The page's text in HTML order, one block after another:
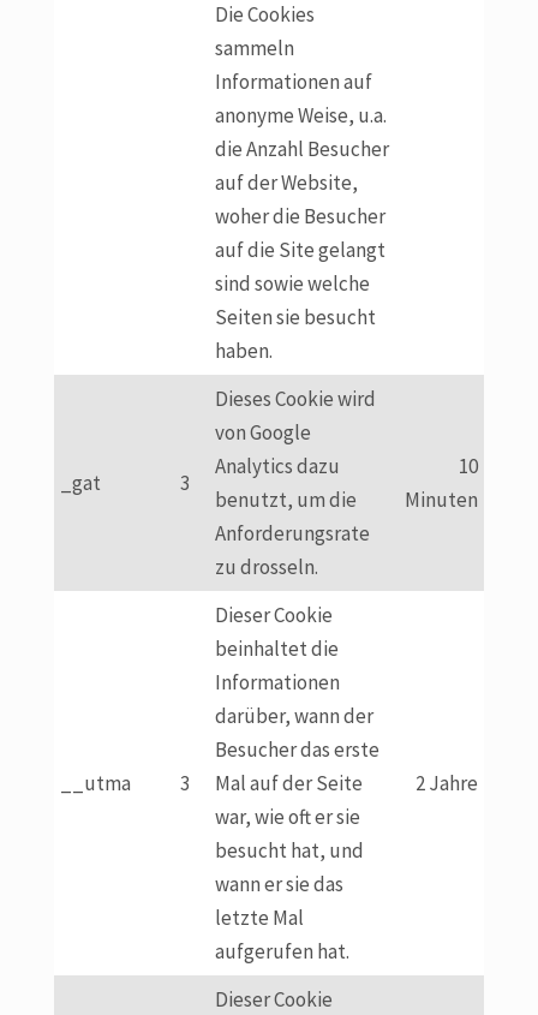
Die Cookies
sammeln
Informationen auf
anonyme Weise, u.a.
die Anzahl Besucher
auf der Website,
woher die Besucher
auf die Site gelangt
sind sowie welche
Seiten sie besucht
haben.
_gat 3
Dieses Cookie wird
von Google
Analytics dazu
benutzt, um die
Anforderungsrate
zu drosseln.
10
Minuten
__utma 3
Dieser Cookie
beinhaltet die
Informationen
darüber, wann der
Besucher das erste
Mal auf der Seite
war, wie oft er sie
besucht hat, und
wann er sie das
letzte Mal
aufgerufen hat.
2 Jahre
Dieser Cookie